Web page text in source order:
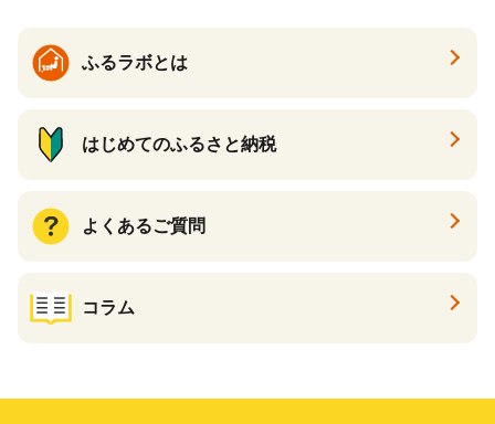
ふるラボとは
はじめてのふるさと納税
よくあるご質問
コラム